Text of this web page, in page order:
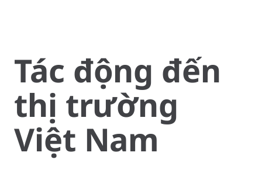
Tác động đến
thị trường
Việt Nam